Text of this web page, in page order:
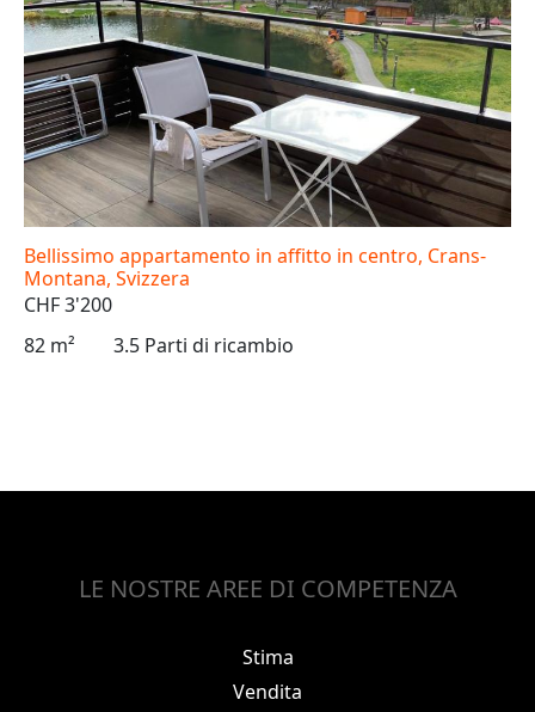
Bellissimo appartamento in affitto in centro, Crans-
Montana, Svizzera
CHF 3'200
82 m²
3.5 Parti di ricambio
LE NOSTRE AREE DI COMPETENZA
Stima
Vendita